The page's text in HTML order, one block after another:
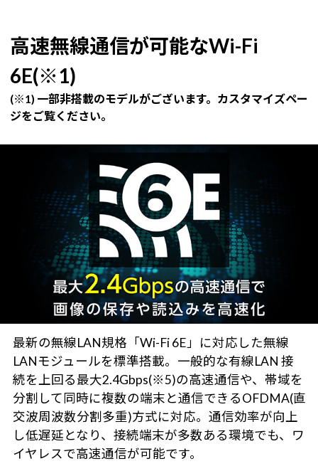
高速無線通信が可能なWi-Fi
6E(※1)
(※1) 一部非搭載のモデルがございます。カスタマイズペー
ジをご覧ください。
最新の無線LAN規格「Wi-Fi 6E」に対応した無線
LANモジュールを標準搭載。一般的な有線LAN 接
続を上回る最大2.4Gbps(※5)の高速通信や、帯域を
分割して同時に複数の端末と通信できるOFDMA(直
交波周波数分割多重)方式に対応。通信効率が向上
し低遅延となり、接続端末が多数ある環境でも、ワ
イヤレスで高速通信が可能です。